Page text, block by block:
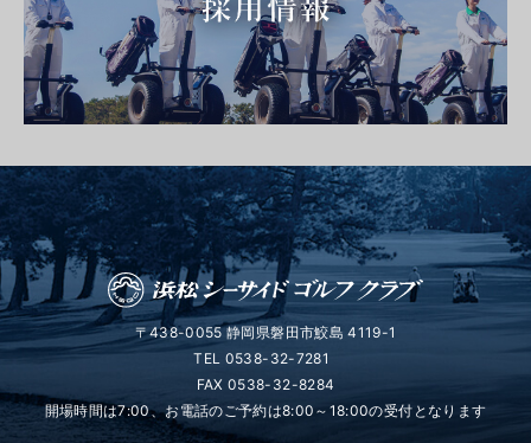
〒438-0055 静岡県磐田市鮫島 4119-1
TEL 0538-32-7281
FAX 0538-32-8284
開場時間は7:00、お電話のご予約は8:00～18:00の受付となります